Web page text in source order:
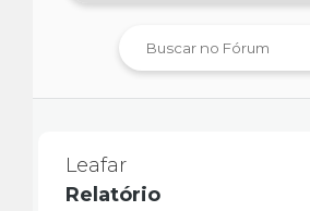
Leafar
Relatório